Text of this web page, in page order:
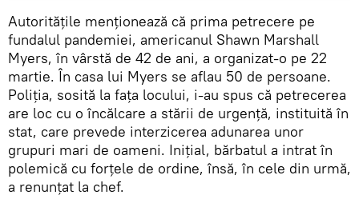
Autoritățile menționează că prima petrecere pe
fundalul pandemiei, americanul Shawn Marshall
Myers, în vârstă de 42 de ani, a organizat-o pe 22
martie. În casa lui Myers se aflau 50 de persoane.
Poliția, sosită la fața locului, i-au spus că petrecerea
are loc cu o încălcare a stării de urgență, instituită în
stat, care prevede interzicerea adunarea unor
grupuri mari de oameni. Inițial, bărbatul a intrat în
polemică cu forțele de ordine, însă, în cele din urmă,
a renunțat la chef.